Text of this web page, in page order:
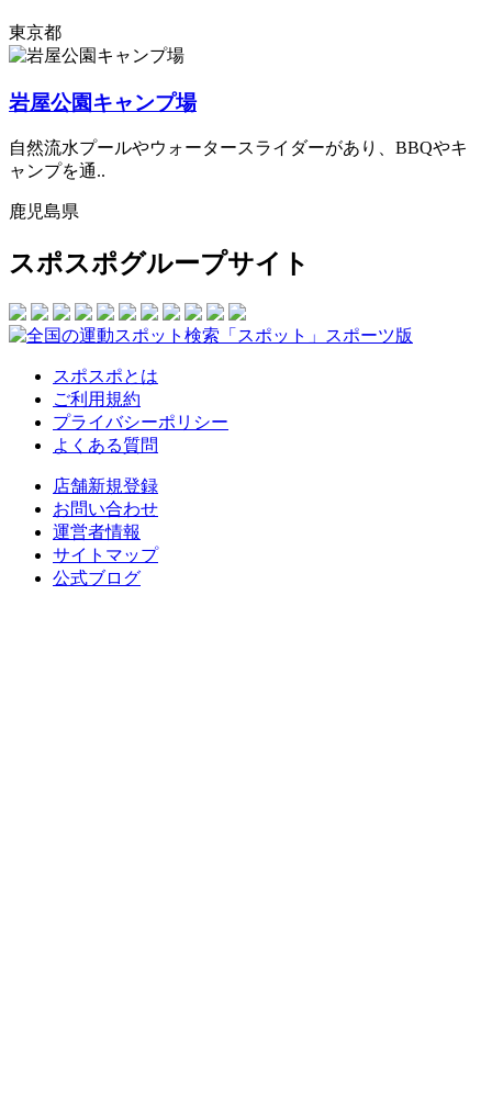
東京都
岩屋公園キャンプ場
自然流水プールやウォータースライダーがあり、BBQやキ
ャンプを通..
鹿児島県
スポスポグループサイト
スポスポとは
ご利用規約
プライバシーポリシー
よくある質問
店舗新規登録
お問い合わせ
運営者情報
サイトマップ
公式ブログ